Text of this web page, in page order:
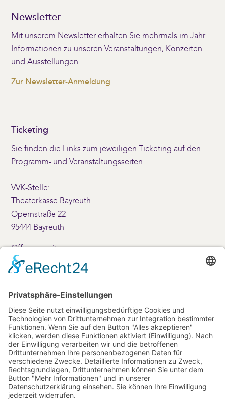
Newsletter
Mit unserem Newsletter erhalten Sie mehrmals im Jahr
Informationen zu unseren Veranstaltungen, Konzerten
und Ausstellungen.
Zur Newsletter-Anmeldung
Ticketing
Sie finden die Links zum jeweiligen Ticketing auf den
Programm- und Veranstaltungsseiten.
VVK-Stelle:
Theaterkasse Bayreuth
Opernstraße 22
95444 Bayreuth
Öffnungszeiten:
Montag – Freitag: 10 – 17 Uhr
Samstag: 10 – 14 Uhr
Kontakt
info(at)friedrichsforum.de
+49 (0) 921 / 25 20-80